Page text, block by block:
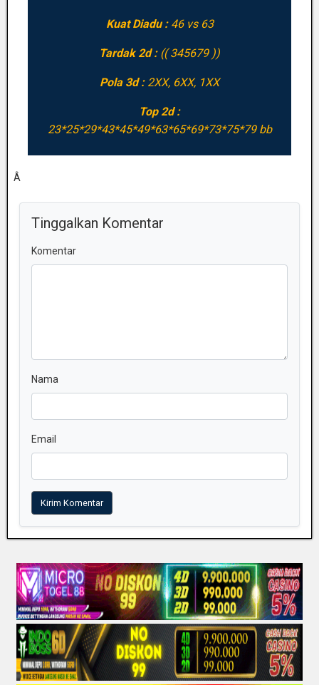
Kuat Diadu : 46 vs 63
Tardak 2d : (( 345679 ))
Pola 3d : 2XX, 6XX, 1XX
Top 2d :
23*25*29*43*45*49*63*65*69*73*75*79 bb
Â
Tinggalkan Komentar
Komentar
Nama
Email
Kirim Komentar